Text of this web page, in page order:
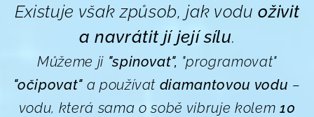
Existuje však způsob, jak voduoživit
a navrátit jí její sílu.
Můžeme ji"spinovat", "programovat"
"očipovat" a používat diamantovou vodu –
vodu, která sama o sobě vibruje kolem 10